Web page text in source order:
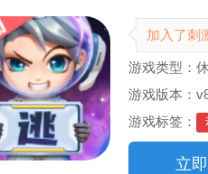
加入了刺
游戏类型：
游戏版本：
游戏标签：
立